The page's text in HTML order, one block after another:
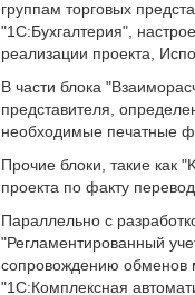
группам торговых
"1С:Бухгалтерия",
реализации проекта,
В части блока
представителя,
необходимые печатные
Прочие блоки, такие как
проекта по факту
Параллельно с
"Регламентированный
сопровождению обменов
"1С:Комплексная